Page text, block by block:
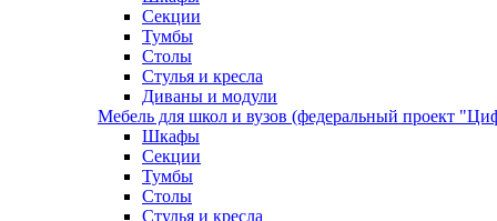
Секции
Тумбы
Столы
Стулья и кресла
Диваны и модули
Мебель для школ и вузов (федеральный проект
Шкафы
Секции
Тумбы
Столы
Стулья и кресла